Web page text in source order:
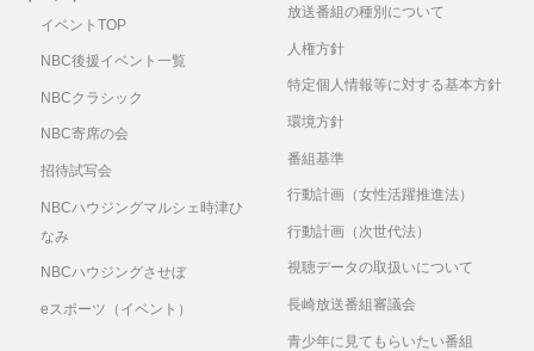
2024
年12
日
2024
年アー
②
ロック・アラウンド・ザ
クロック/ビル・ヘイリー
＆ヒズ・コメッツ
2024
年12
月23
日
2024
年アー
カイブ
栄光の架橋/ゆず
年12
演歌歌
手・西
大地あきお
イベントTOP
NBC後援イベント一覧
NBCクラシック
NBC寄席の会
招待試写会
NBCハウジングマルシェ時津ひ
なみ
NBCハウジングさせぼ
eスポーツ（イベント）
放送番組の種別について
人権方針
特定個人情報等に対する基本方針
環境方針
番組基準
行動計画（女性活躍推進法）
行動計画（次世代法）
視聴データの取扱いについて
長崎放送番組審議会
青少年に見てもらいたい番組